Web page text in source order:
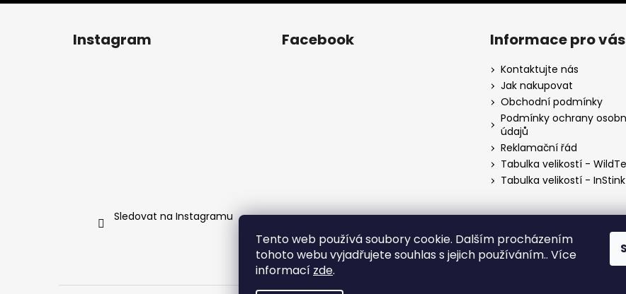
Tento web používá soubory cookie. Dalším procházením
tohoto webu vyjadřujete souhlas s jejich používáním.. Více
informací zde.
Z
Instagram
Sledovat na Instagramu
Facebook Informace pro vás
Kontaktujte nás
Jak nakupovat
Obchodní podmínky
Podmínky ochrany
údajů
Reklamační řád
Tabulka velikostí -
Tabulka velikostí -